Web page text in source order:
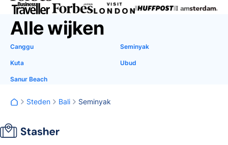
Alle wijken
Canggu
Kuta
Sanur Beach
Seminyak
Ubud
Steden Bali Seminyak